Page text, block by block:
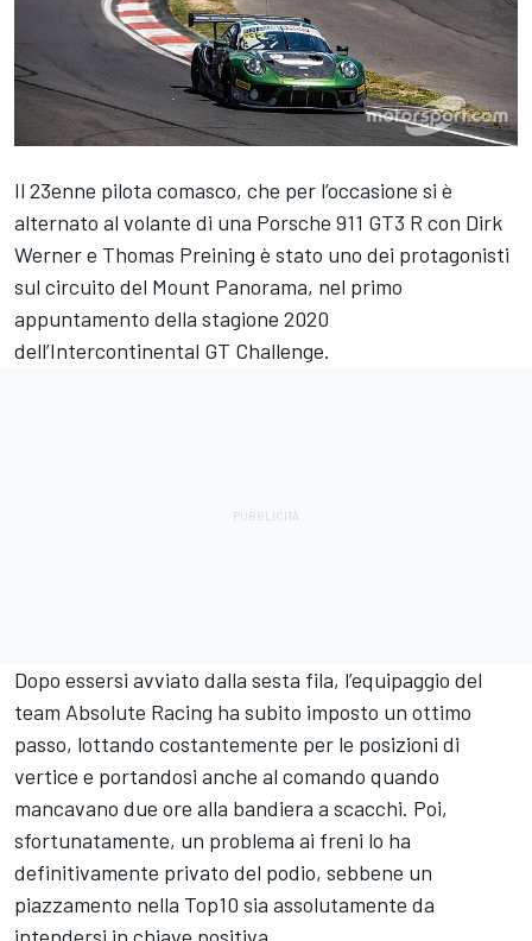
Il 23enne pilota comasco, che per l’occasione si è
alternato al volante di una Porsche 911 GT3 R con Dirk
Werner e Thomas Preining è stato uno dei protagonisti
sul circuito del Mount Panorama, nel primo
appuntamento della stagione 2020
dell’Intercontinental GT Challenge.
Dopo essersi avviato dalla sesta fila, l’equipaggio del
team Absolute Racing ha subito imposto un ottimo
passo, lottando costantemente per le posizioni di
vertice e portandosi anche al comando quando
mancavano due ore alla bandiera a scacchi. Poi,
sfortunatamente, un problema ai freni lo ha
definitivamente privato del podio, sebbene un
piazzamento nella Top10 sia assolutamente da